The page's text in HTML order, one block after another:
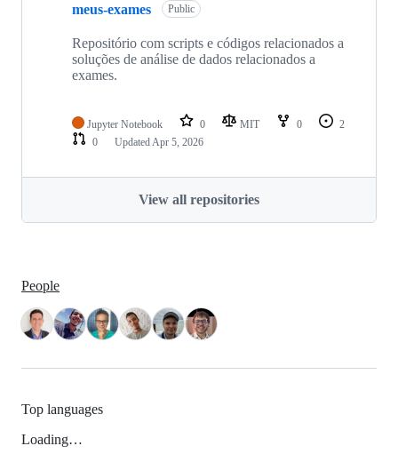
meus-exames Public
Repositório com scripts e códigos relacionados a
soluções de análise de dados relacionados a
exames.
Jupyter Notebook 0 MIT 0
2
0
UpdatedApr 5, 2026
View all repositories
People
Top languages
Loading…